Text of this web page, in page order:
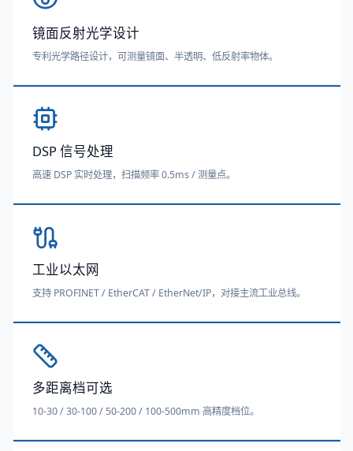
镜面反射光学设计
专利光学路径设计，可测量镜面、半透明、低反射率物体。
DSP 信号处理
高速 DSP 实时处理，扫描频率 0.5ms / 测量点。
工业以太网
支持 PROFINET / EtherCAT / EtherNet/IP，对接主流工业总线。
多距离档可选
10-30 / 30-100 / 50-200 / 100-500mm 高精度档位。